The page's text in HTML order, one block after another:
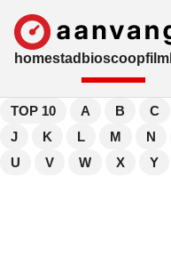
homestad bioscoopfilm
TOP 10 A B C
J
K L M N
U
V W X Y